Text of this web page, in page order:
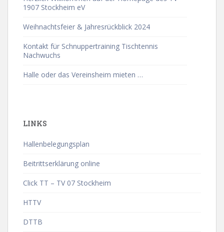
1907 Stockheim eV
Weihnachtsfeier & Jahresrückblick 2024
Kontakt für Schnuppertraining Tischtennis
Nachwuchs
Halle oder das Vereinsheim mieten …
LINKS
Hallenbelegungsplan
Beitrittserklärung online
Click TT – TV 07 Stockheim
HTTV
DTTB